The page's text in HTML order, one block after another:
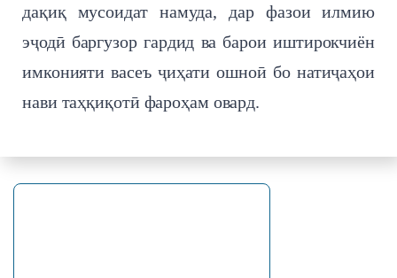
дақиқ мусоидат намуда, дар фазои илмию
эҷодӣ баргузор гардид ва барои иштирокчиён
имконияти васеъ ҷиҳати ошноӣ бо натиҷаҳои
нави таҳқиқотӣ фароҳам овард.